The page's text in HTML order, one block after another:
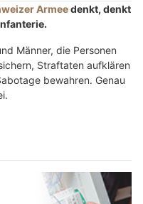
Armeedenkt, denkt
Männer, die Personen
Straftaten aufklären
bewahren. Genau